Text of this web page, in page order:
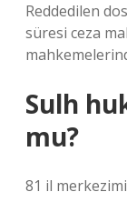
Reddedilen
süresi ceza
Sulh
mu?
81 il